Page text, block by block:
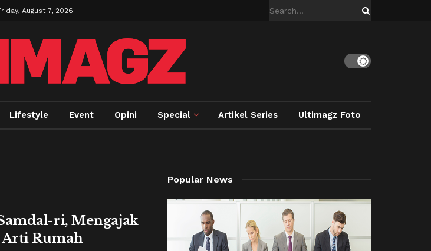
August 7, 2026
Lifestyle Event Opini Special Artikel Series Ultimagz Foto
ri, Mengajak
Rumah
Popular News